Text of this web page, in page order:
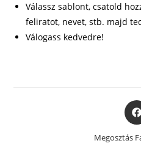
Válassz sablont, csatold
feliratot, nevet, stb. majd
Válogass kedvedre!
in
a
new
Megosztás